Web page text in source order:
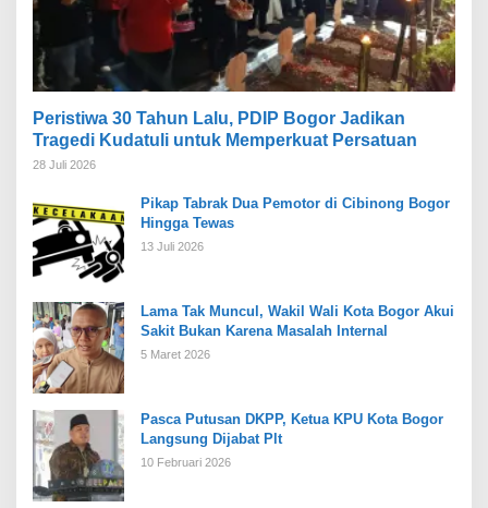
Peristiwa 30 Tahun Lalu, PDIP Bogor Jadikan
Tragedi Kudatuli untuk Memperkuat Persatuan
28 Juli 2026
Pikap Tabrak Dua Pemotor di Cibinong Bogor
Hingga Tewas
13 Juli 2026
Lama Tak Muncul, Wakil Wali Kota Bogor Akui
Sakit Bukan Karena Masalah Internal
5 Maret 2026
Pasca Putusan DKPP, Ketua KPU Kota Bogor
Langsung Dijabat Plt
10 Februari 2026